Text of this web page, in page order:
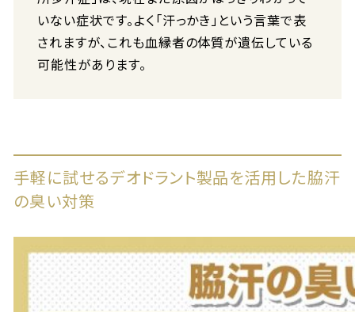
いない症状です。よく「汗っかき」という言葉で表
されますが、これも血縁者の体質が遺伝している
可能性があります。
手軽に試せるデオドラント製品を活用した脇汗
の臭い対策